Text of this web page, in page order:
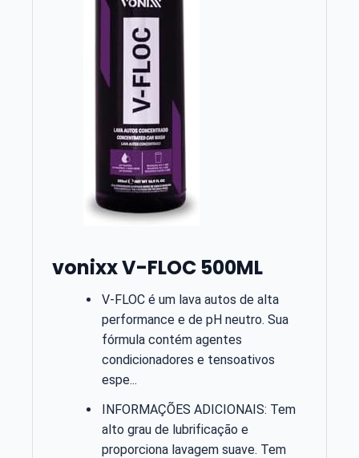
vonixx V-FLOC 500ML
V-FLOC é um lava autos de alta
performance e de pH neutro. Sua
fórmula contém agentes
condicionadores e tensoativos
espe...
INFORMAÇÕES ADICIONAIS: Tem
alto grau de lubrificação e
proporciona lavagem suave. Tem